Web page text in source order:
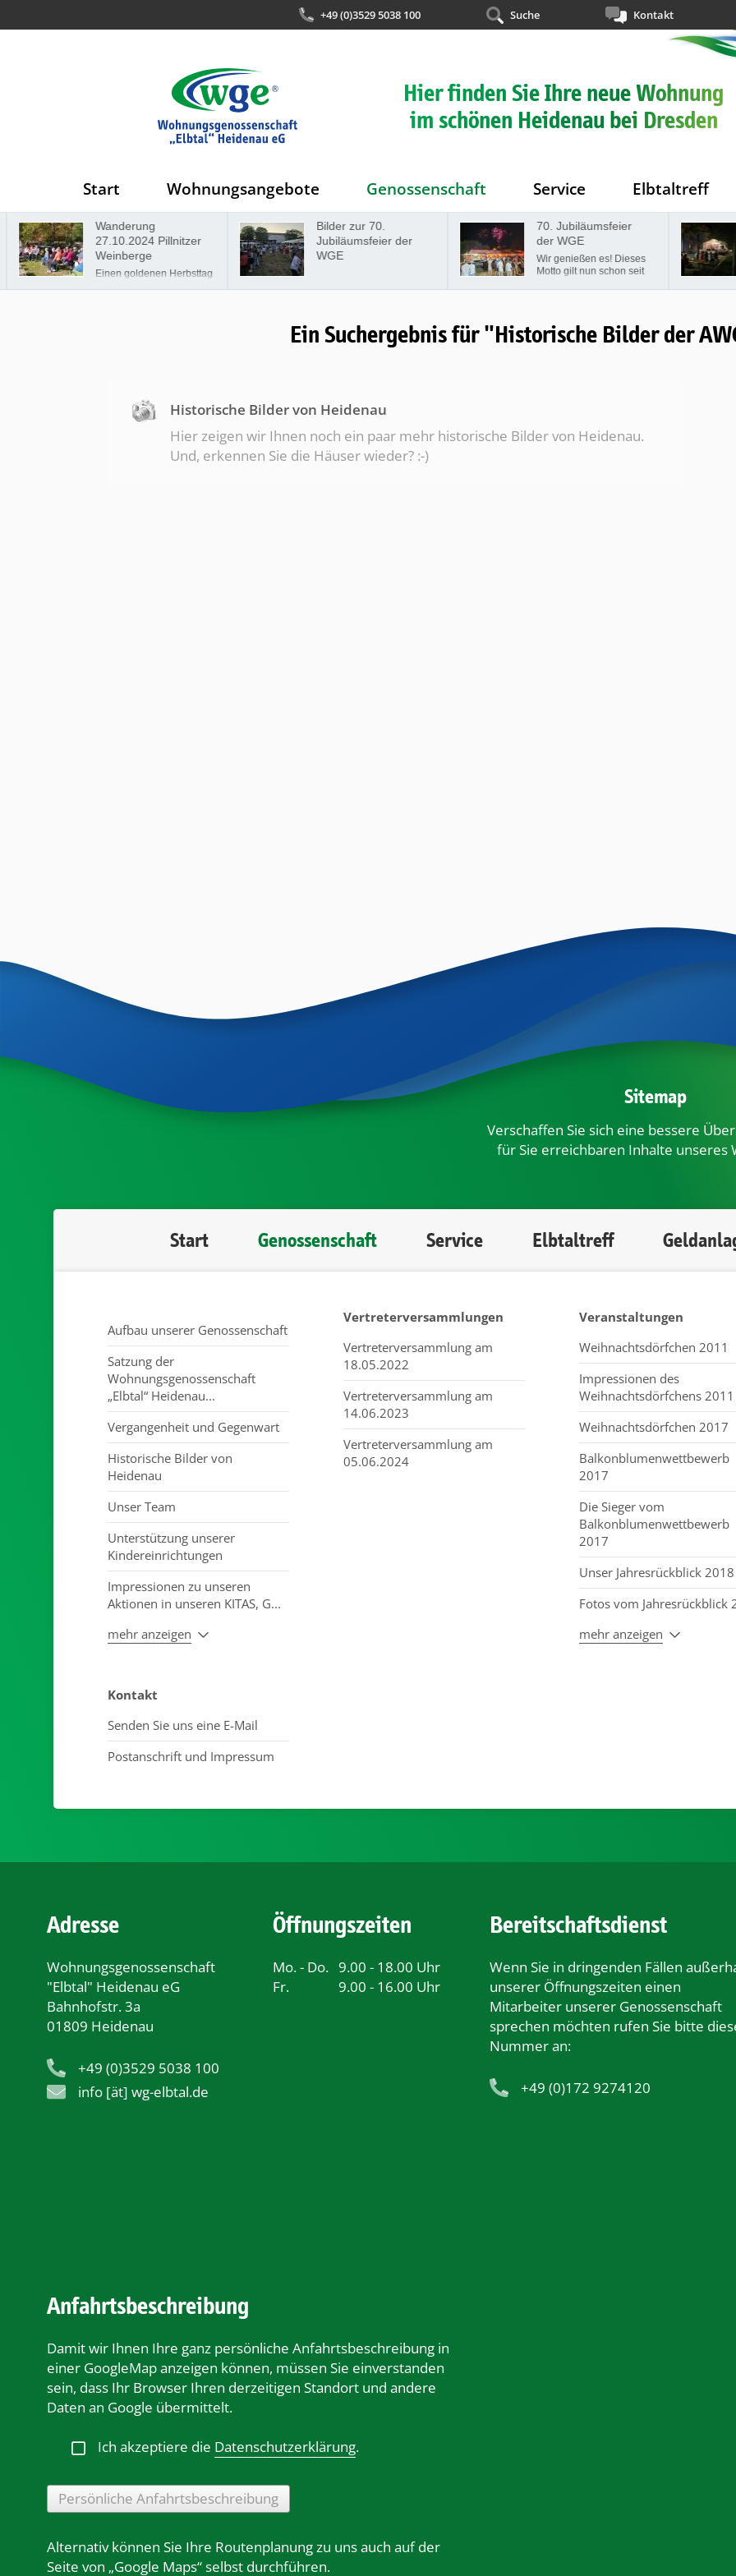
+49 (0)3529 5038 100 Suche Kontakt
Hier finden Sie Ihre neue Wohnung
im schönen Heidenau bei Dresden
Start Wohnungsangebote Genossenschaft Service Elbtaltreff
Wanderung
27.10.2024 Pillnitzer
Weinberge
Einen goldenen Herbsttag
Bilder zur 70.
Jubiläumsfeier der
WGE
70. Jubiläumsfeier
der WGE
Wir genießen es! Dieses
Motto gilt nun schon seit
jeher. Am Samstag, den
07.09.2024, fand auf der
Ein Suchergebnis für "Historische Bilder der
Historische Bilder von Heidenau
Hier zeigen wir Ihnen noch ein paar mehr historische Bilder von Heidenau.
Und, erkennen Sie die Häuser wieder? :-)
Sitemap
Verschaffen Sie sich eine bessere
für Sie erreichbaren Inhalte unseres
Start Genossenschaft Service Elbtaltreff
Aufbau unserer Genossenschaft
Satzung der
Wohnungsgenossenschaft
„Elbtal“ Heidenau...
Vergangenheit und Gegenwart
Historische Bilder von
Heidenau
Unser Team
Unterstützung unserer
Kindereinrichtungen
Impressionen zu unseren
Aktionen in unseren KITAS, G...
mehr anzeigen
Vertreterversammlungen
Vertreterversammlung am
18.05.2022
Vertreterversammlung am
14.06.2023
Vertreterversammlung am
05.06.2024
Veranstaltungen
Weihnachtsdörfchen 2011
Impressionen des
Weihnachtsdörfchens 2011
Weihnachtsdörfchen 2017
Balkonblumenwettbewerb
2017
Die Sieger vom
Balkonblumenwettbewerb
2017
Unser Jahresrückblick 2018
Fotos vom Jahresrückblick
mehr anzeigen
Kontakt
Senden Sie uns eine E-Mail
Postanschrift und Impressum
Adresse
Wohnungsgenossenschaft
"Elbtal" Heidenau eG
Bahnhofstr. 3a
01809 Heidenau
+49 (0)3529 5038 100
info [ät] wg-elbtal.de
Öffnungszeiten
Mo. - Do. 9.00 - 18.00 Uhr
Fr.
9.00 - 16.00 Uhr
Bereitschaftsdienst
Wenn Sie in dringenden Fällen
unserer Öﬀnungszeiten einen
Mitarbeiter unserer Genossenschaft
sprechen möchten rufen Sie bitte
Nummer an:
+49 (0)172 9274120
Anfahrtsbeschreibung
Damit wir Ihnen Ihre ganz persönliche Anfahrtsbeschreibung in
einer GoogleMap anzeigen können, müssen Sie einverstanden
sein, dass Ihr Browser Ihren derzeitigen Standort und andere
Daten an Google übermittelt.
Ich akzeptiere die Datenschutzerklärung.
Persönliche Anfahrtsbeschreibung
Alternativ können Sie Ihre Routenplanung zu uns auch auf der
Seite von „Google Maps“ selbst durchführen.